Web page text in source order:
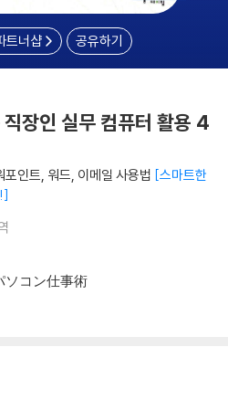
트너샵 공유하기
장인 실무 컴퓨터 활용 4
인트, 워드, 이메일 사용법 스마트한
ソコン仕事術